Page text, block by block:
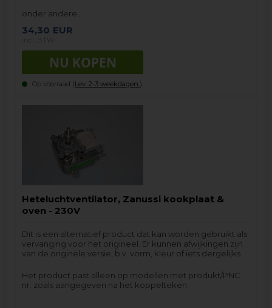
onder andere…
34,30 EUR
Op voorraad (Lev. 2-3 weekdagen. ).
Heteluchtventilator, Zanussi kookplaat &
oven - 230V
Dit is een alternatief product dat kan worden gebruikt als
vervanging voor het origineel. Er kunnen afwijkingen zijn
van de originele versie, b.v. vorm, kleur of iets dergelijks.
Het product past alleen op modellen met produkt/PNC
nr. zoals aangegeven na het koppelteken.